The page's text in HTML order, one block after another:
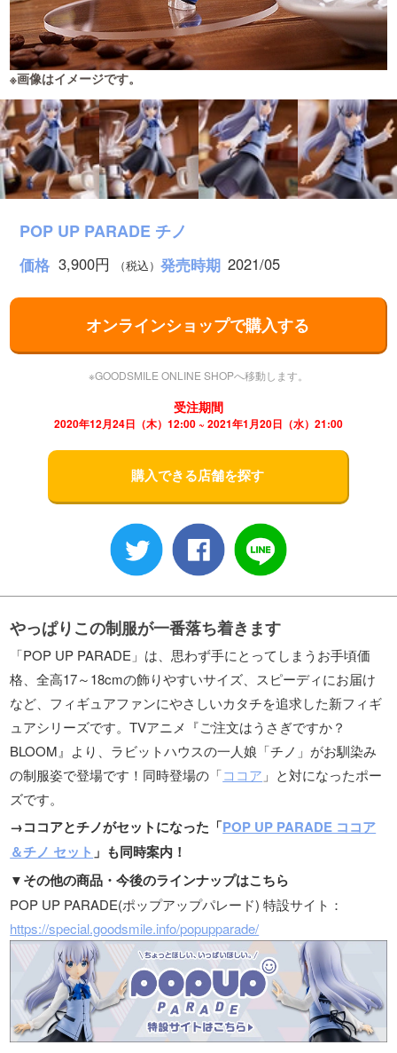
※画像はイメージです。
POP UP PARADE チノ
価格 3,900円 （税込） 発売時期 2021/05
オンラインショップで購入する
※GOODSMILE ONLINE SHOPへ移動します。
受注期間
2020年12月24日（木）12:00 ~ 2021年1月20日（水）21:00
購入できる店舗を探す
やっぱりこの制服が一番落ち着きます
「POP UP PARADE」は、思わず手にとってしまうお手頃価
格、全高17～18cmの飾りやすいサイズ、スピーディにお届け
など、フィギュアファンにやさしいカタチを追求した新フィギ
ュアシリーズです。TVアニメ『ご注文はうさぎですか？
BLOOM』より、ラビットハウスの一人娘「チノ」がお馴染み
の制服姿で登場です！同時登場の「ココア 」と対になったポー
ズです。
→ココアとチノがセットになった「POP UP PARADE ココア
＆チノ セット 」も同時案内！
▼その他の商品・今後のラインナップはこちら
POP UP PARADE(ポップアップパレード) 特設サイト：
https://special.goodsmile.info/popupparade/